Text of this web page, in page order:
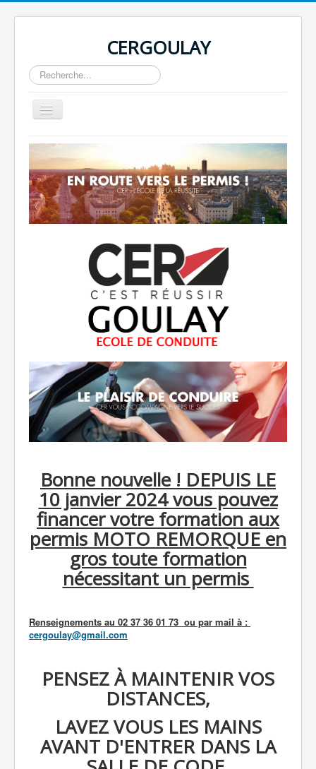
CERGOULAY
Rechercher
Basculer
la
Home
About
Author Login
Bonne nouvelle ! DEPUIS LE
10 janvier 2024 vous pouvez
financer votre formation aux
permis MOTO REMORQUE en
gros toute formation
nécessitant un permis
Renseignements au 02 37 36 01 73 ou par mail à :
cergoulay@gmail.com
PENSEZ À MAINTENIR VOS
DISTANCES,
LAVEZ VOUS LES MAINS
AVANT D'ENTRER DANS LA